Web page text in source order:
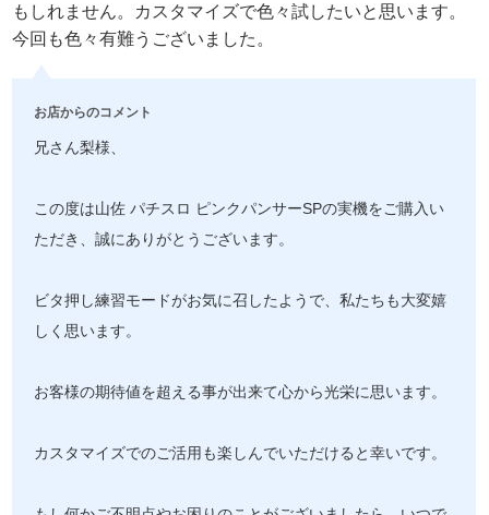
もしれません。カスタマイズで色々試したいと思います。
今回も色々有難うございました。
お店からのコメント
兄さん梨様、
この度は山佐 パチスロ ピンクパンサーSPの実機をご購入い
ただき、誠にありがとうございます。
ビタ押し練習モードがお気に召したようで、私たちも大変嬉
しく思います。
お客様の期待値を超える事が出来て心から光栄に思います。
カスタマイズでのご活用も楽しんでいただけると幸いです。